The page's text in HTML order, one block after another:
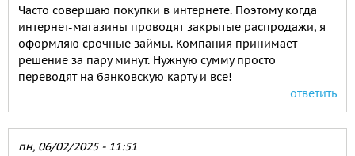
Часто совершаю покупки в интернете. Поэтому когда
интернет-магазины проводят закрытые распродажи, я
оформляю срочные займы. Компания принимает
решение за пару минут. Нужную сумму просто
переводят на банковскую карту и все!
ответить
пн, 06/02/2025 - 11:51